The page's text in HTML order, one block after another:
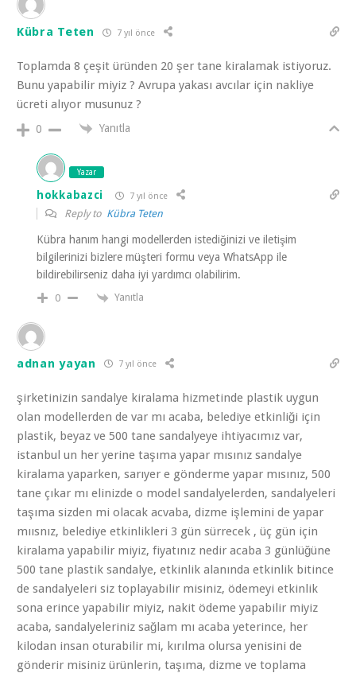
Kübra Teten 7 yıl önce
Toplamda 8 çeşit üründen 20 şer tane kiralamak istiyoruz.
Bunu yapabilir miyiz ? Avrupa yakası avcılar için nakliye
ücreti alıyor musunuz ?
0 Yanıtla
Yazar
hokkabazci 7 yıl önce
Reply to Kübra Teten
Kübra hanım hangi modellerden istediğinizi ve iletişim
bilgilerinizi bizlere müşteri formu veya WhatsApp ile
bildirebilirseniz daha iyi yardımcı olabilirim.
0 Yanıtla
adnan yayan 7 yıl önce
şirketinizin sandalye kiralama hizmetinde plastik uygun
olan modellerden de var mı acaba, belediye etkinliği için
plastik, beyaz ve 500 tane sandalyeye ihtiyacımız var,
istanbul un her yerine taşıma yapar mısınız sandalye
kiralama yaparken, sarıyer e gönderme yapar mısınız, 500
tane çıkar mı elinizde o model sandalyelerden, sandalyeleri
taşıma sizden mi olacak acvaba, dizme işlemini de yapar
mıısnız, belediye etkinlikleri 3 gün sürrecek , üç gün için
kiralama yapabilir miyiz, fiyatınız nedir acaba 3 günlüğüne
500 tane plastik sandalye, etkinlik alanında etkinlik bitince
de sandalyeleri siz toplayabilir misiniz, ödemeyi etkinlik
sona erince yapabilir miyiz, nakit ödeme yapabilir miyiz
acaba, sandalyeleriniz sağlam mı acaba yeterince, her
kilodan insan oturabilir mi, kırılma olursa yenisini de
gönderir misiniz ürünlerin, taşıma, dizme ve toplama